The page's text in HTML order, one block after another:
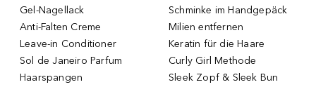
Gel-Nagellack
Anti-Falten Creme
Leave-in Conditioner
Sol de Janeiro Parfum
Haarspangen
Schminke im Handgepäck
Milien entfernen
Keratin für die Haare
Curly Girl Methode
Sleek Zopf & Sleek Bun